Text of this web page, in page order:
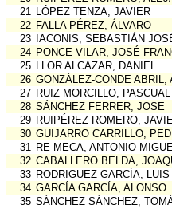
21 LÓPEZ TENZA, JAVIER
22 FALLA PÉREZ, ÁLVARO
23
IACONIS, SEBASTIÁN
24 PONCE VILAR, JOSÉ
25 LLOR ALCAZAR, DANIEL
26 GONZÁLEZ-CONDE ABRIL,
27 RUIZ MORCILLO, PASCUAL
28 SÁNCHEZ FERRER, JOSE
29 RUIPÉREZ ROMERO,
30 GUIJARRO CARRILLO,
31 RE MECA, ANTONIO
32 CABALLERO BELDA,
33 RODRIGUEZ GARCÍA,
34 GARCÍA GARCÍA, ALONSO
35 SÁNCHEZ SÁNCHEZ,